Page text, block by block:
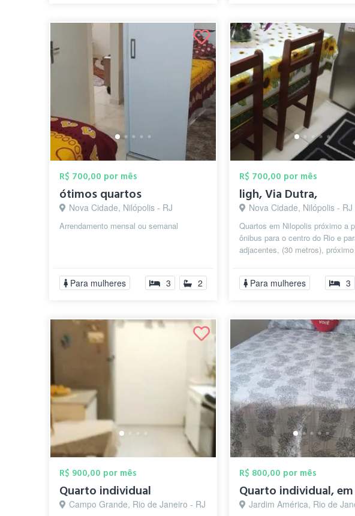
R$ 700,00 por mês
ótimos quartos
Nova Cidade, Nilópolis - RJ
Arrendamento mensal ou semanal
Para mulheres 3 2
R$ 700,00 por mês
ligh, Via Dutra,
Nova Cidade, Nilópolis - RJ
Quartos em Nilopolis próximo a
ônibus para o centro do Rio e
adjacentes, (30 metros),
Para mulheres 3
R$ 900,00 por mês
Quarto individual
Campo Grande, Rio de Janeiro - RJ
R$ 800,00 por mês
Jardim América, Rio de